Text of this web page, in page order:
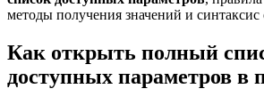
методы получения значений и
Как открыть полный
доступных параметров в